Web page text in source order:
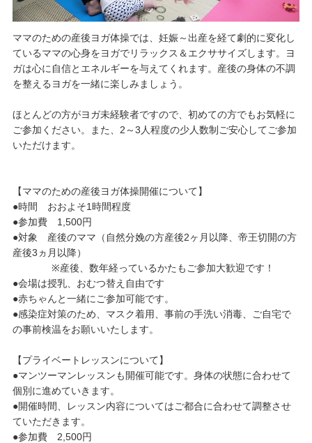
ママのための産後ヨガ体操では、妊娠～出産を経て劇的に変化し
ているママの心身をヨガでリラックス＆エクササイズします。ヨ
ガは心に自信とエネルギーを与えてくれます。産後の身体の不調
を整えるヨガを一緒に楽しみましょう。
ほとんどの方がヨガ未経験者ですので、初めての方でもお気軽に
ご参加ください。また、2～3人程度の少人数制ご安心してご参加
いただけます。
【ママのための産後ヨガ体操開催について】
●時間 おおよそ1時間程度
●参加費 1,500円
●対象 産後のママ（自然分娩の方産後2ヶ月以降、帝王切開の方
産後3ヵ月以降）
※産後、数年経っているかたもご参加大歓迎です！
●会場は授乳、おむつ替え自由です
●赤ちゃんと一緒にご参加可能です。
●感染症対策のため、マスク着用、事前の手洗い消毒、ご自宅で
の事前検温をお願いいたします。
【プライベートレッスンについて】
●マンツーマンレッスンも開催可能です。身体の状態に合わせて
個別に進めていきます。
●開催時間、レッスン内容についてはご都合に合わせて調整させ
ていただきます。
●参加費 2,500円